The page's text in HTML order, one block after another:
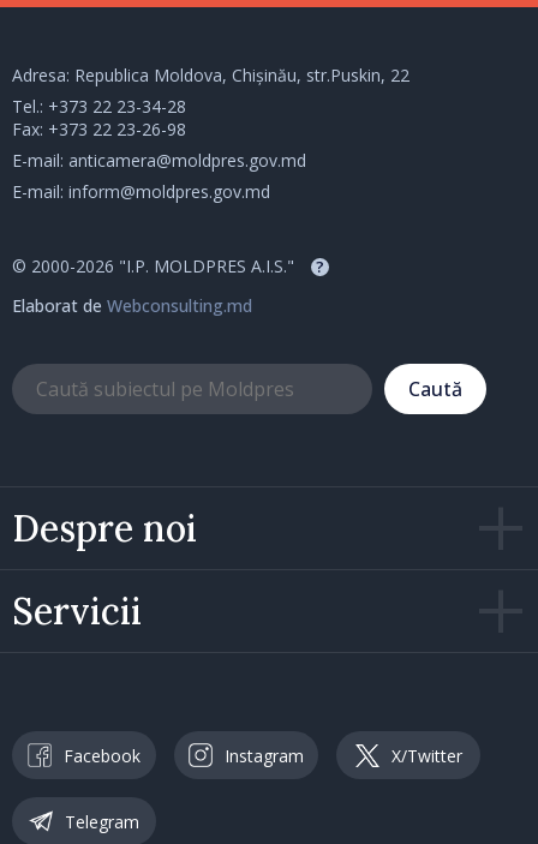
Despre noi
Servicii
Adresa: Republica Moldova, Chișinău, str.Puskin, 22
Tel.: +373 22 23-34-28
Fax: +373 22 23-26-98
E-mail: anticamera@moldpres.gov.md
E-mail: inform@moldpres.gov.md
© 2000-2026 "I.P. MOLDPRES A.I.S." ?
Elaborat de Webconsulting.md
Caută
Facebook Instagram X/Twitter
Telegram